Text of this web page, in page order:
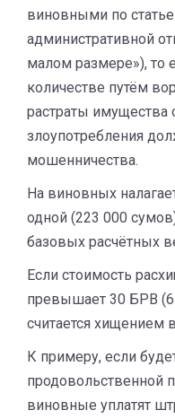
виновными по
административной
малом размере»), то
количестве путём
растраты имущества
злоупотребления
мошенничества.
На виновных
одной (223 000
базовых расчётных
Если стоимость
превышает 30 БРВ (6
считается хищением
К примеру, если
продовольственной
виновные уплатят